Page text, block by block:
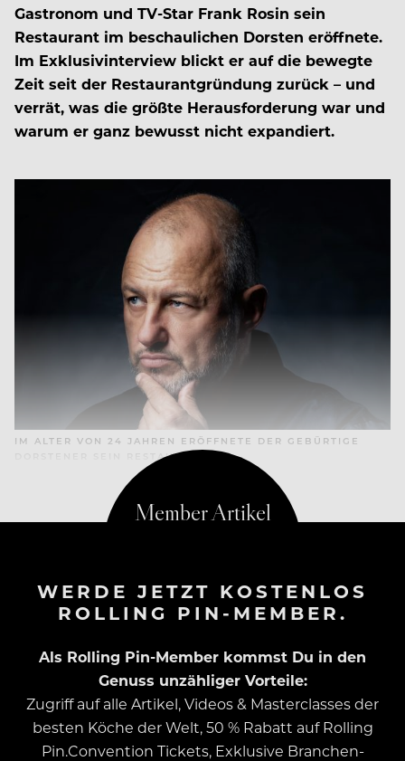
Gastronom und TV-Star Frank Rosin sein
Restaurant im beschaulichen Dorsten eröffnete.
Im Exklusivinterview blickt er auf die bewegte
Zeit seit der Restaurantgründung zurück – und
verrät, was die größte Herausforderung war und
warum er ganz bewusst nicht expandiert.
IM ALTER VON 24 JAHREN ERÖFFNETE DER GEBÜRTIGE
DORSTENER SEIN RESTAURANT
WERDE JETZT KOSTENLOS
ROLLING PIN-MEMBER.
Als Rolling Pin-Member kommst Du in den
Genuss unzähliger Vorteile:
Zugriff auf alle Artikel, Videos & Masterclasses der
besten Köche der Welt, 50 % Rabatt auf Rolling
Pin.Convention Tickets, Exklusive Branchen-